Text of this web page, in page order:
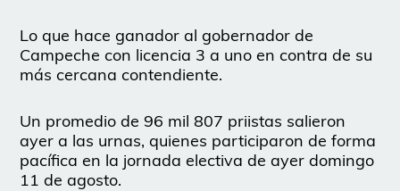
Lo que hace ganador al gobernador de
Campeche con licencia 3 a uno en contra de su
más cercana contendiente.
Un promedio de 96 mil 807 priistas salieron
ayer a las urnas, quienes participaron de forma
pacífica en la jornada electiva de ayer domingo
11 de agosto.